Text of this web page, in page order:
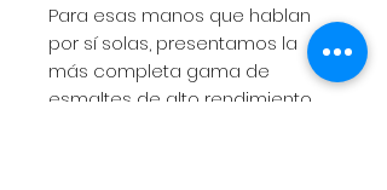
Para esas manos que hablan
por sí solas, presentamos la
más completa gama de
esmaltes de alto rendimiento,